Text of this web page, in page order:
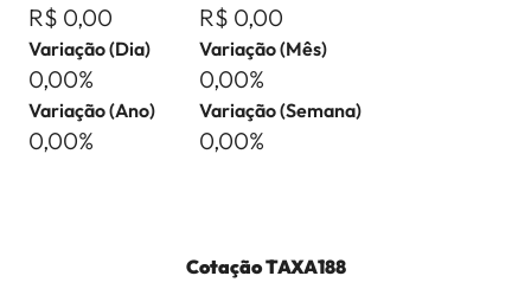
R$ 0,00 R$ 0,00
Variação (Dia)
0,00%
Variação (Mês)
0,00%
Variação (Ano)
0,00%
Variação (Semana)
0,00%
CotaçãoTAXA188